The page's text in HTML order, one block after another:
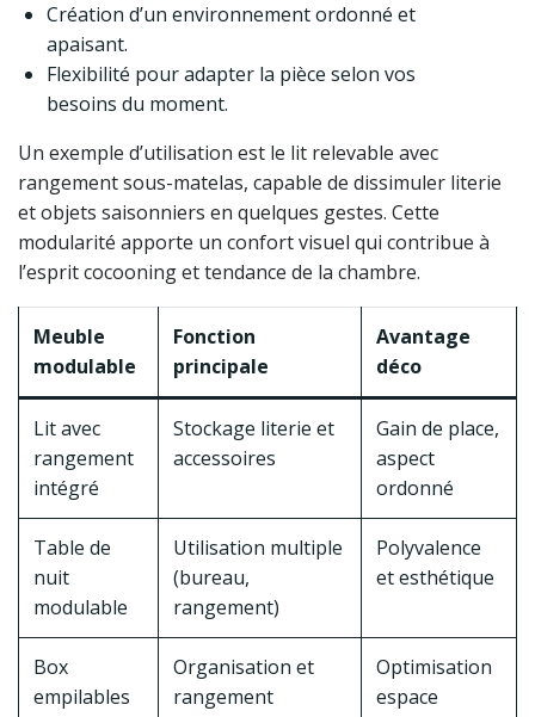
Création d’un environnement ordonné et
apaisant.
Flexibilité pour adapter la pièce selon vos
besoins du moment.
Un exemple d’utilisation est le lit relevable avec
rangement sous-matelas, capable de dissimuler literie
et objets saisonniers en quelques gestes. Cette
modularité apporte un confort visuel qui contribue à
l’esprit cocooning et tendance de la chambre.
Meuble
modulable
Fonction
principale
Avantage
déco
Lit avec
rangement
intégré
Stockage literie et
accessoires
Gain de place,
aspect
ordonné
Table de
nuit
modulable
Utilisation multiple
(bureau,
rangement)
Polyvalence
et esthétique
Box
empilables
Organisation et
rangement
Optimisation
espace